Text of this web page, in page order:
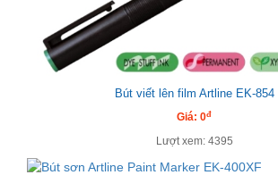
Bút viết lên film Artline EK-854
Giá: 0đ
Lượt xem: 4395